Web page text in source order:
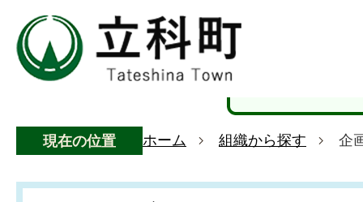
現在の位置 ホーム 組織から探す 企